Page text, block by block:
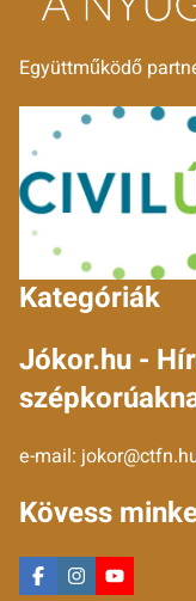
Együttműködő
Kategóriák
Jókor.hu -
e-mail:
Kövess